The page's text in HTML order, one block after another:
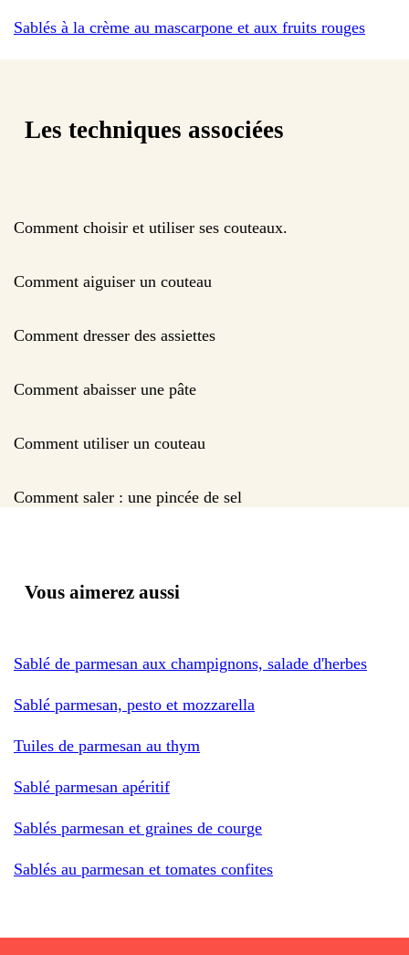
Sablés à la crème au mascarpone et aux fruits rouges
Les techniques associées
Comment choisir et utiliser ses couteaux.
Comment aiguiser un couteau
Comment dresser des assiettes
Comment abaisser une pâte
Comment utiliser un couteau
Comment saler : une pincée de sel
Vous aimerez aussi
Sablé de parmesan aux champignons, salade d'herbes
Sablé parmesan, pesto et mozzarella
Tuiles de parmesan au thym
Sablé parmesan apéritif
Sablés parmesan et graines de courge
Sablés au parmesan et tomates confites